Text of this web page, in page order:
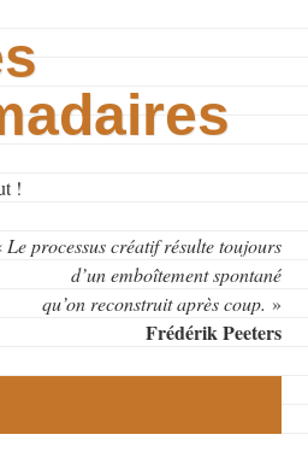
!
Le processus créatif résulte toujours
d’un emboîtement spontané
qu’on reconstruit après coup. »
Frédérik Peeters